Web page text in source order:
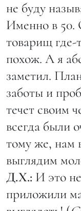
не буду
Именно в 50.
товарищ где-
похож. А я
заметил.
заботы и
течет своим
всегда были
тому же, нам
выглядим
Д.Х.: И это
приложили